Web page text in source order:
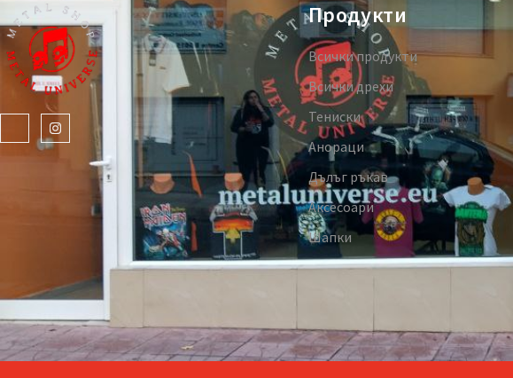
Продукти
Всички продукти
Всички дрехи
Тениски
Анораци
Дълъг ръкав
Аксесоари
Шапки